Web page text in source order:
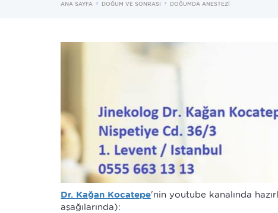
ANA SAYFA DOĞUM VE SONRASI DOĞUMDA ANESTEZİ
Dr. Kağan Kocatepe'nin youtube kanalında
aşağılarında):